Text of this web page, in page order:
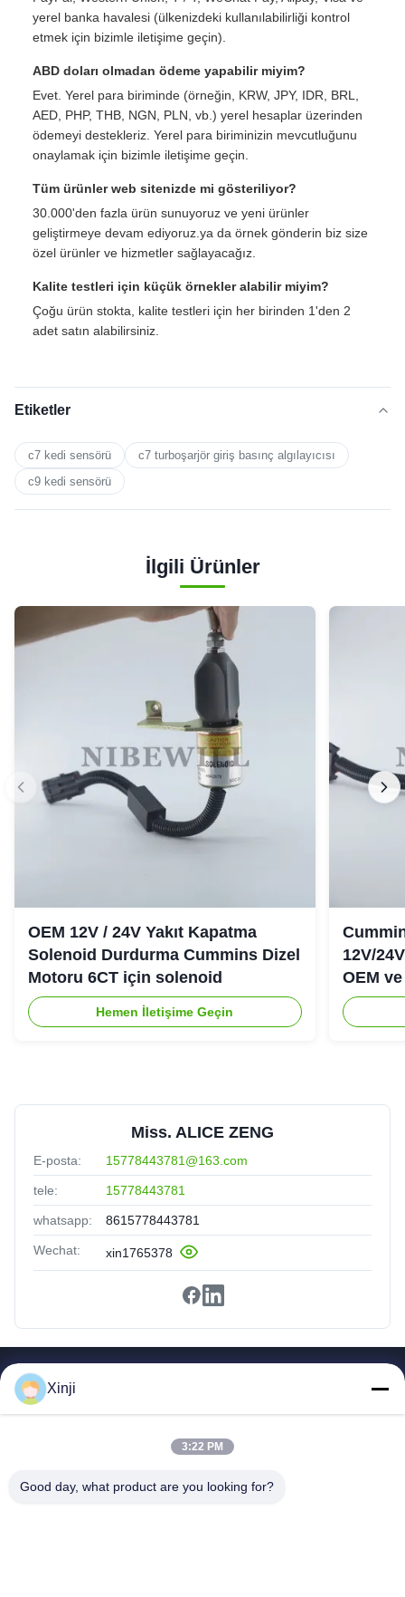
yerel banka havalesi (ülkenizdeki kullanılabilirliği kontrol
etmek için bizimle iletişime geçin).
ABD doları olmadan ödeme yapabilir miyim?
Evet. Yerel para biriminde (örneğin, KRW, JPY, IDR, BRL,
AED, PHP, THB, NGN, PLN, vb.) yerel hesaplar üzerinden
ödemeyi destekleriz. Yerel para biriminizin mevcutluğunu
onaylamak için bizimle iletişime geçin.
Tüm ürünler web sitenizde mi gösteriliyor?
30.000'den fazla ürün sunuyoruz ve yeni ürünler
geliştirmeye devam ediyoruz.ya da örnek gönderin biz size
özel ürünler ve hizmetler sağlayacağız.
Kalite testleri için küçük örnekler alabilir miyim?
Çoğu ürün stokta, kalite testleri için her birinden 1'den 2
adet satın alabilirsiniz.
Etiketler
c7 kedi sensörü
c7 turboşarjör giriş basınç algılayıcısı
c9 kedi sensörü
İlgili Ürünler
OEM 12V / 24V Yakıt Kapatma
Solenoid Durdurma Cummins Dizel
Motoru 6CT için solenoid
Hemen İletişime Geçin
12V/
OEM
Miss. ALICE ZENG
E-posta: 15778443781@163.com
tele: 15778443781
whatsapp: 8615778443781
Wechat: xin1765378
Ev
Hakkımızda
Fabrika Turu
Xinji
3:22 PM
Good day, what product are you looking for?